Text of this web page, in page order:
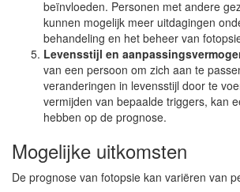
beïnvloeden. Personen met andere
kunnen mogelijk meer uitdagingen
behandeling en het beheer van
Levensstijl en
van een persoon om zich aan te
veranderingen in levensstijl door te
vermijden van bepaalde triggers, kan
hebben op de prognose.
Mogelijke uitkomsten
De prognose van fotopsie kan variëren van